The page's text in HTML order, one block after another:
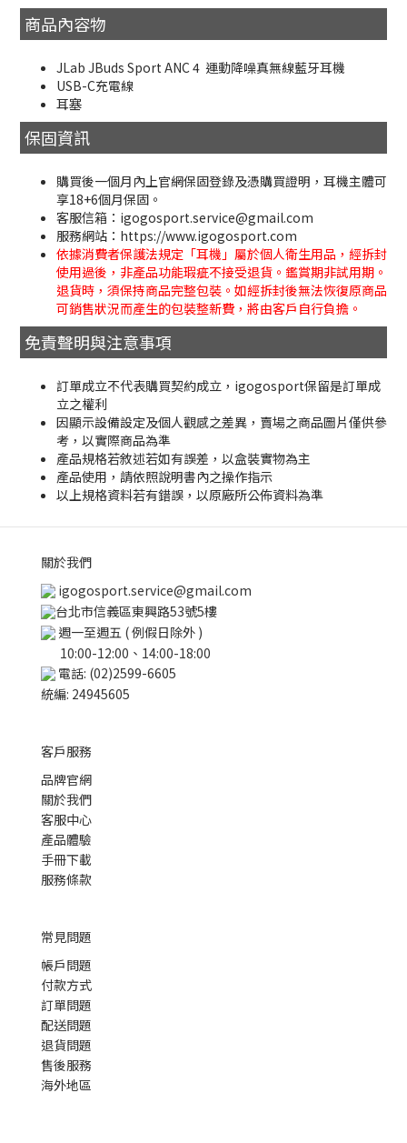
商品內容物
JLab JBuds Sport ANC 4 運動降噪真無線藍牙耳機
USB-C充電線
耳塞
保固資訊
購買後一個月內上官網保固登錄及憑購買證明，耳機主體可
享18+6個月保固。
客服信箱：igogosport.service@gmail.com
服務網站：https://www.igogosport.com
依據消費者保護法規定「耳機」屬於個人衛生用品，經拆封
使用過後，非產品功能瑕疵不接受退貨。鑑賞期非試用期。
退貨時，須保持商品完整包裝。如經拆封後無法恢復原商品
可銷售狀況而產生的包裝整新費，將由客戶自行負擔。
免責聲明與注意事項
訂單成立不代表購買契約成立，igogosport保留是訂單成
立之權利
因顯示設備設定及個人觀感之差異，賣場之商品圖片僅供參
考，以實際商品為準
產品規格若敘述若如有誤差，以盒裝實物為主
產品使用，請依照說明書內之操作指示
以上規格資料若有錯誤，以原廠所公佈資料為準
關於我們
igogosport.service@gmail.com
台北市信義區東興路53號5樓
週一至週五 ( 例假日除外 )
10:00-12:00、14:00-18:00
電話: (02)2599-6605
統編: 24945605
客戶服務
品牌官網
關於我們
客服中心
產品體驗
手冊下載
服務條款
常見問題
帳戶問題
付款方式
訂單問題
配送問題
退貨問題
售後服務
海外地區